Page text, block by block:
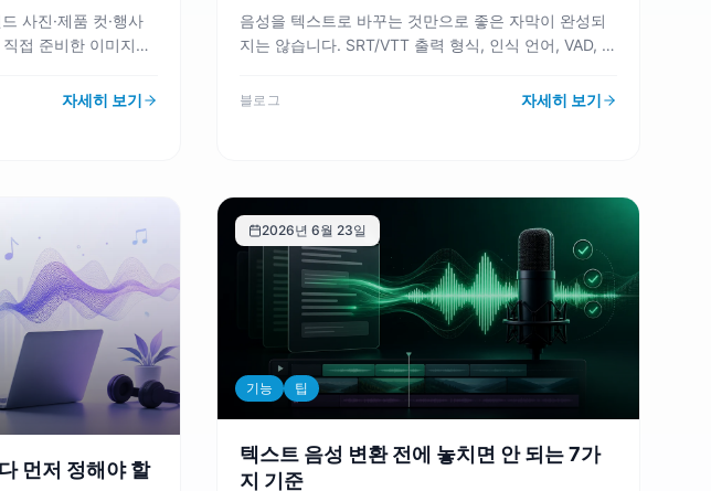
사진·제품 컷·행사
접 준비한 이미지가
고정할지 정리합니
자세히 보기
음성을 텍스트로 바꾸는 것만으로 좋은 자막이 완성되
지는 않습니다. SRT/VTT 출력 형식, 인식 언어, VAD, AI
간을 줄이는 기준을 정리했습니다.
블로그 자세히 보기
먼저 정해야 할
2026년 6월 23일
기능 팁
텍스트 음성 변환 전에 놓치면 안 되는 7가
지 기준